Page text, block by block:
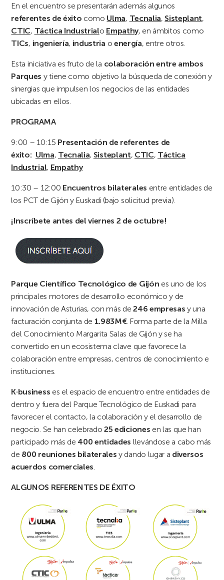
En el encuentro se presentarán además algunos
referentes de éxito como Ulma, Tecnalia, Sisteplant,
CTIC, Táctica Industrialo Empathy, en ámbitos como
TICs, ingeniería, industria o energía, entre otros.
Esta iniciativa es fruto de la colaboración entre ambos
Parques y tiene como objetivo la búsqueda de conexión y
sinergias que impulsen los negocios de las entidades
ubicadas en ellos.
PROGRAMA
9:00 – 10:15 Presentación de referentes de
éxito: Ulma, Tecnalia, Sisteplant, CTIC, Táctica
Industrial, Empathy
10:30 – 12:00 Encuentros bilaterales entre entidades de
los PCT de Gijón y Euskadi (bajo solicitud previa).
¡Inscríbete antes del viernes 2 de octubre!
Parque Científico Tecnológico de Gijón es uno de los
principales motores de desarrollo económico y de
innovación de Asturias, con más de246 empresas y una
facturación conjunta de 1.983M€. Forma parte de la Milla
del Conocimiento Margarita Salas de Gijón y se ha
convertido en un ecosistema clave que favorece la
colaboración entre empresas, centros de conocimiento e
instituciones.
K·business es el espacio de encuentro entre entidades de
dentro y fuera del Parque Tecnológico de Euskadi para
favorecer el contacto, la colaboración y el desarrollo de
negocio. Se han celebrado25 ediciones en las que han
participado más de 400 entidades llevándose a cabo más
de 800 reuniones bilaterales y dando lugar a diversos
acuerdos comerciales
ALGUNOS REFERENTES DE ÉXITO